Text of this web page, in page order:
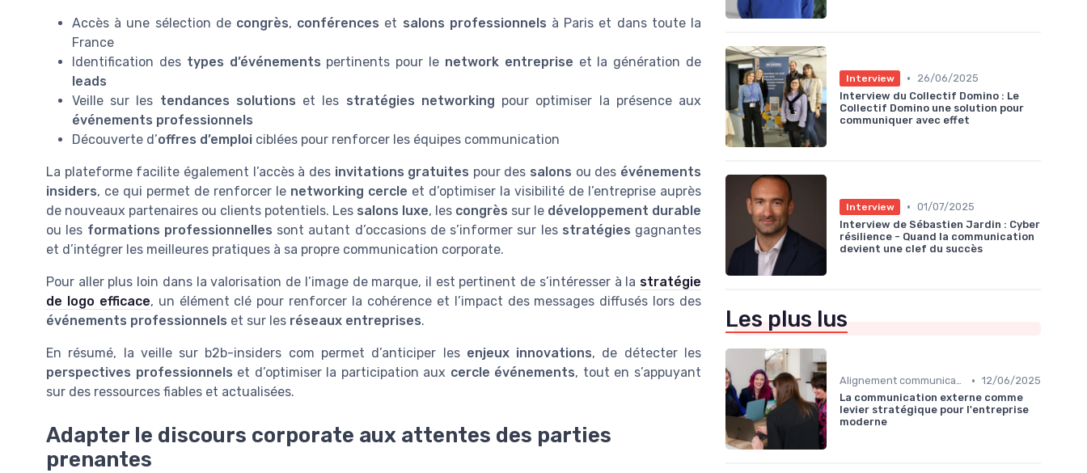
Accès à une sélection de congrès, conférences et salons professionnels à Paris et dans toute la
France
Identification des types d’événements pertinents pour le network entreprise et la génération de
leads
Veille sur les tendances solutions et les stratégies networking pour optimiser la présence aux
événements professionnels
Découverte d’offres d’emploi ciblées pour renforcer les équipes communication
La plateforme facilite également l’accès à des invitations gratuites pour des salons ou des événements
insiders, ce qui permet de renforcer le networking cercle et d’optimiser la visibilité de l’entreprise auprès
de nouveaux partenaires ou clients potentiels. Les salons luxe, les congrès sur le développement durable
ou les formations professionnelles sont autant d’occasions de s’informer sur les stratégies gagnantes
et d’intégrer les meilleures pratiques à sa propre communication corporate.
Pour aller plus loin dans la valorisation de l’image de marque, il est pertinent de s’intéresser à la stratégie
de logo efficace, un élément clé pour renforcer la cohérence et l’impact des messages diffusés lors des
événements professionnels et sur les réseaux entreprises.
En résumé, la veille sur b2b-insiders com permet d’anticiper les enjeux innovations, de détecter les
perspectives professionnels et d’optimiser la participation aux cercle événements, tout en s’appuyant
sur des ressources fiables et actualisées.
Adapter le discours corporate aux attentes des parties
prenantes
Interview •
26/06/2025
Interview du Collectif Domino : Le
Collectif Domino une solution pour
communiquer avec effet
Interview • 01/07/2025
Interview de Sébastien Jardin : Cyber
résilience - Quand la communication
devient une clef du succès
Les plus lus
Alignement communication & stratégie business • 12/06/2025
La communication externe comme
levier stratégique pour l'entreprise
moderne